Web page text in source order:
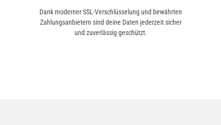
Dank moderner SSL-Verschlüsselung und bewährten
Zahlungsanbietern sind deine Daten jederzeit sicher
und zuverlässig geschützt.